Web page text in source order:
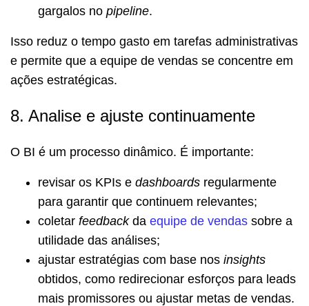
gargalos no pipeline.
Isso reduz o tempo gasto em tarefas administrativas
e permite que a equipe de vendas se concentre em
ações estratégicas.
8. Analise e ajuste continuamente
O BI é um processo dinâmico. É importante:
revisar os KPIs e dashboards regularmente
para garantir que continuem relevantes;
coletar feedbackda equipe de vendas sobre a
utilidade das análises;
ajustar estratégias com base nos insights
obtidos, como redirecionar esforços para leads
mais promissores ou ajustar metas de vendas.